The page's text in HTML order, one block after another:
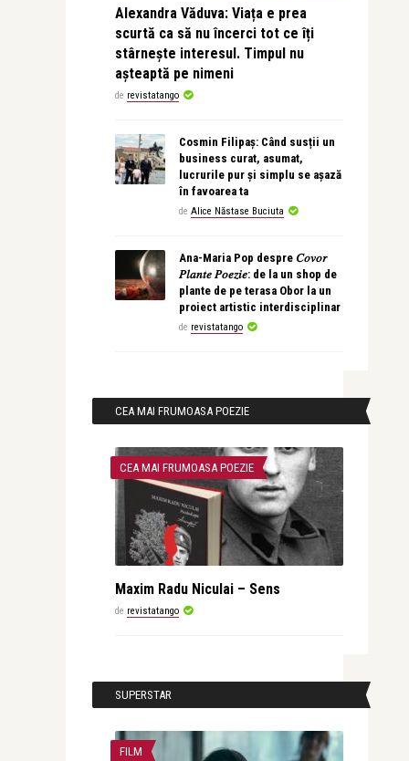
Alexandra Văduva: Viața e prea
scurtă ca să nu încerci tot ce îți
stârnește interesul. Timpul nu
așteaptă pe nimeni
de revistatango
Cosmin Filipaș: Când susții un
business curat, asumat,
lucrurile pur și simplu se așază
în favoarea ta
de Alice Năstase Buciuta
Ana-Maria Pop despre 𝐶𝑜𝑣𝑜𝑟
𝑃𝑙𝑎𝑛𝑡𝑒 𝑃𝑜𝑒𝑧𝑖𝑒: de la un shop de
plante de pe terasa Obor la un
proiect artistic interdisciplinar
de revistatango
CEA MAI FRUMOASA POEZIE
CEA MAI FRUMOASA POEZIE
Maxim Radu Niculai – Sens
de revistatango
SUPERSTAR
FILM